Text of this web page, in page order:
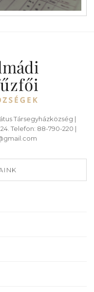
Társegyházközség |
Telefon: 88-790-220 |